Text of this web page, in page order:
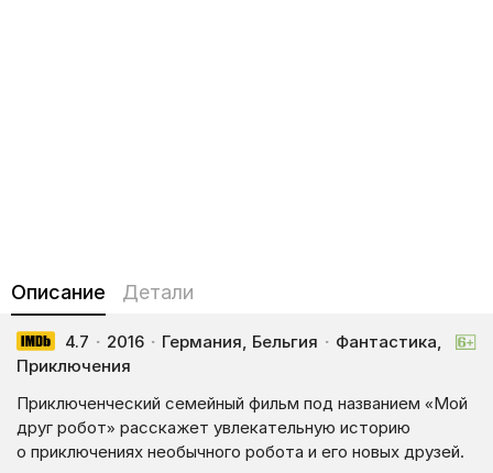
Описание Детали
4.7 · 2016 · Германия, Бельгия · Фантастика,
Приключения
Приключенческий семейный фильм под названием «Мой
друг робот» расскажет увлекательную историю
о приключениях необычного робота и его новых друзей.